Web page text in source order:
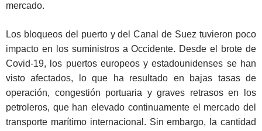
mercado.
Los bloqueos del puerto y del Canal de Suez tuvieron poco
impacto en los suministros a Occidente. Desde el brote de
Covid-19, los puertos europeos y estadounidenses se han
visto afectados, lo que ha resultado en bajas tasas de
operación, congestión portuaria y graves retrasos en los
petroleros, que han elevado continuamente el mercado del
transporte marítimo internacional. Sin embargo, la cantidad